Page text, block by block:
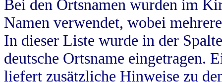
Bei den Ortsnamen wurden im
Namen verwendet, wobei
In dieser Liste wurde in der
deutsche Ortsname eingetragen.
liefert zusätzliche Hinweise zu